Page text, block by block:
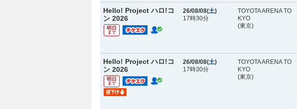
Hello! Project ハロ!コ
ン 2026
明日
まで
26/08/08(土)
17時30分
TOYOTA ARENA TO
KYO
(東京)
Hello! Project ハロ!コ
ン 2026
明日
まで
26/08/08(土)
17時30分
TOYOTA ARENA TO
KYO
(東京)